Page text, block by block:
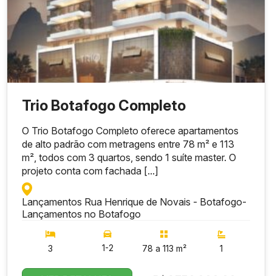
Trio Botafogo Completo
O Trio Botafogo Completo oferece apartamentos
de alto padrão com metragens entre 78 m² e 113
m², todos com 3 quartos, sendo 1 suíte master. O
projeto conta com fachada [...]
Lançamentos Rua Henrique de Novais - Botafogo-
Lançamentos no Botafogo
3 1-2 78 a 113 m² 1